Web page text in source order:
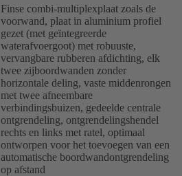
Finse combi-multiplexplaat zoals de
voorwand, plaat in aluminium profiel
gezet (met geïntegreerde
waterafvoergoot) met robuuste,
vervangbare rubberen afdichting, elk
twee zijboordwanden zonder
horizontale deling, vaste middenrongen
met twee afneembare
verbindingsbuizen, gedeelde centrale
ontgrendeling, ontgrendelingshendel
rechts en links met ratel, optimaal
ontworpen voor het toevoegen van een
automatische boordwandontgrendeling
op afstand